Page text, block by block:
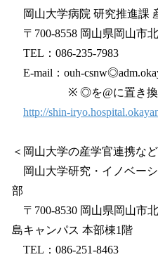
岡山大学病院 研究推進課
〒700-8558 岡山県岡山市
TEL：086-235-7983
E-mail：ouh-
※ ◎を@に置き換え
http://shin-
＜岡山大学の産学官連携な
岡山大学研究・イノベー
部
〒700-8530 岡山県岡山市
島キャンパス 本部棟1階
TEL：086-251-8463